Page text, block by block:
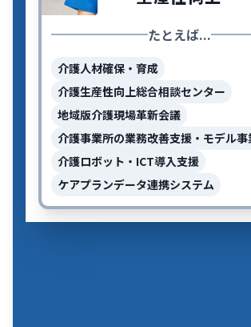
たとえば...
介護人材確保・育成
介護生産性向上総合相談センター
地域版介護現場革新会議
介護事業所の業務改善支援・モデル事
介護ロボット・ICT導入支援
ケアプランデータ連携システム